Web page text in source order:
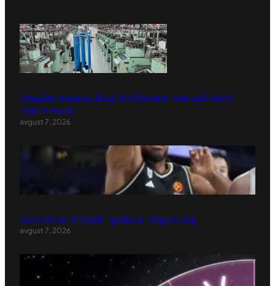
Uhapšen Pazarac zbog falsifikovane robe zaštićenih
robnih marki
avgust 7, 2026
GOTOVO JE! Miljenik "grobara" objavio kraj
avgust 7, 2026